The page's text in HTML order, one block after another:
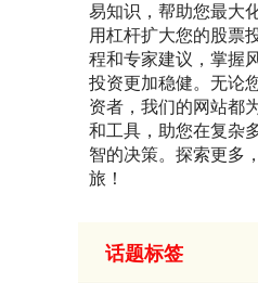
易知识，帮助您最大
用杠杆扩大您的股票
程和专家建议，掌握
投资更加稳健。无论
资者，我们的网站都
和工具，助您在复杂
智的决策。探索更多
旅！
话题标签